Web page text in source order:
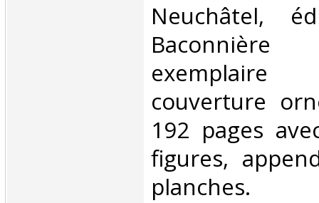
‎Neuchâtel,
couverture
192 pages
figures,
planches.‎